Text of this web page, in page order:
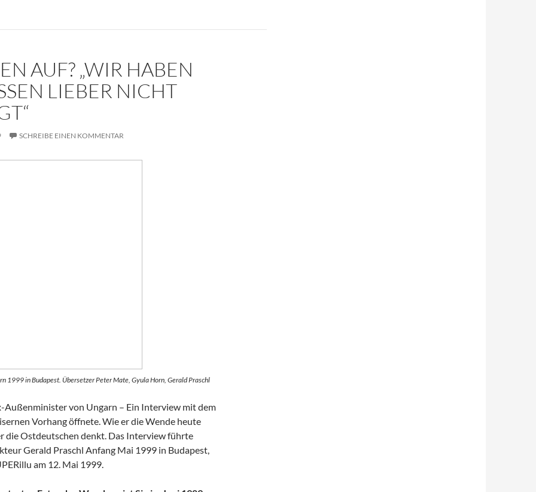
AUF? „WIR HABEN
LIEBER NICHT
SCHREIBE EINEN KOMMENTAR
1999 in Budapest. Übersetzer Peter Mate, Gyula Horn, Gerald Praschl
Außenminister von Ungarn – Ein Interview mit dem
Vorhang öffnete. Wie er die Wende heute
die Ostdeutschen denkt. Das Interview führte
Gerald Praschl Anfang Mai 1999 in Budapest,
am 12. Mai 1999.